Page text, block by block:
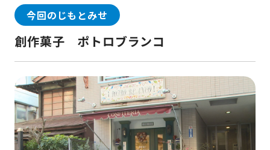
今回のじもとみせ
創作菓子 ポトロブランコ